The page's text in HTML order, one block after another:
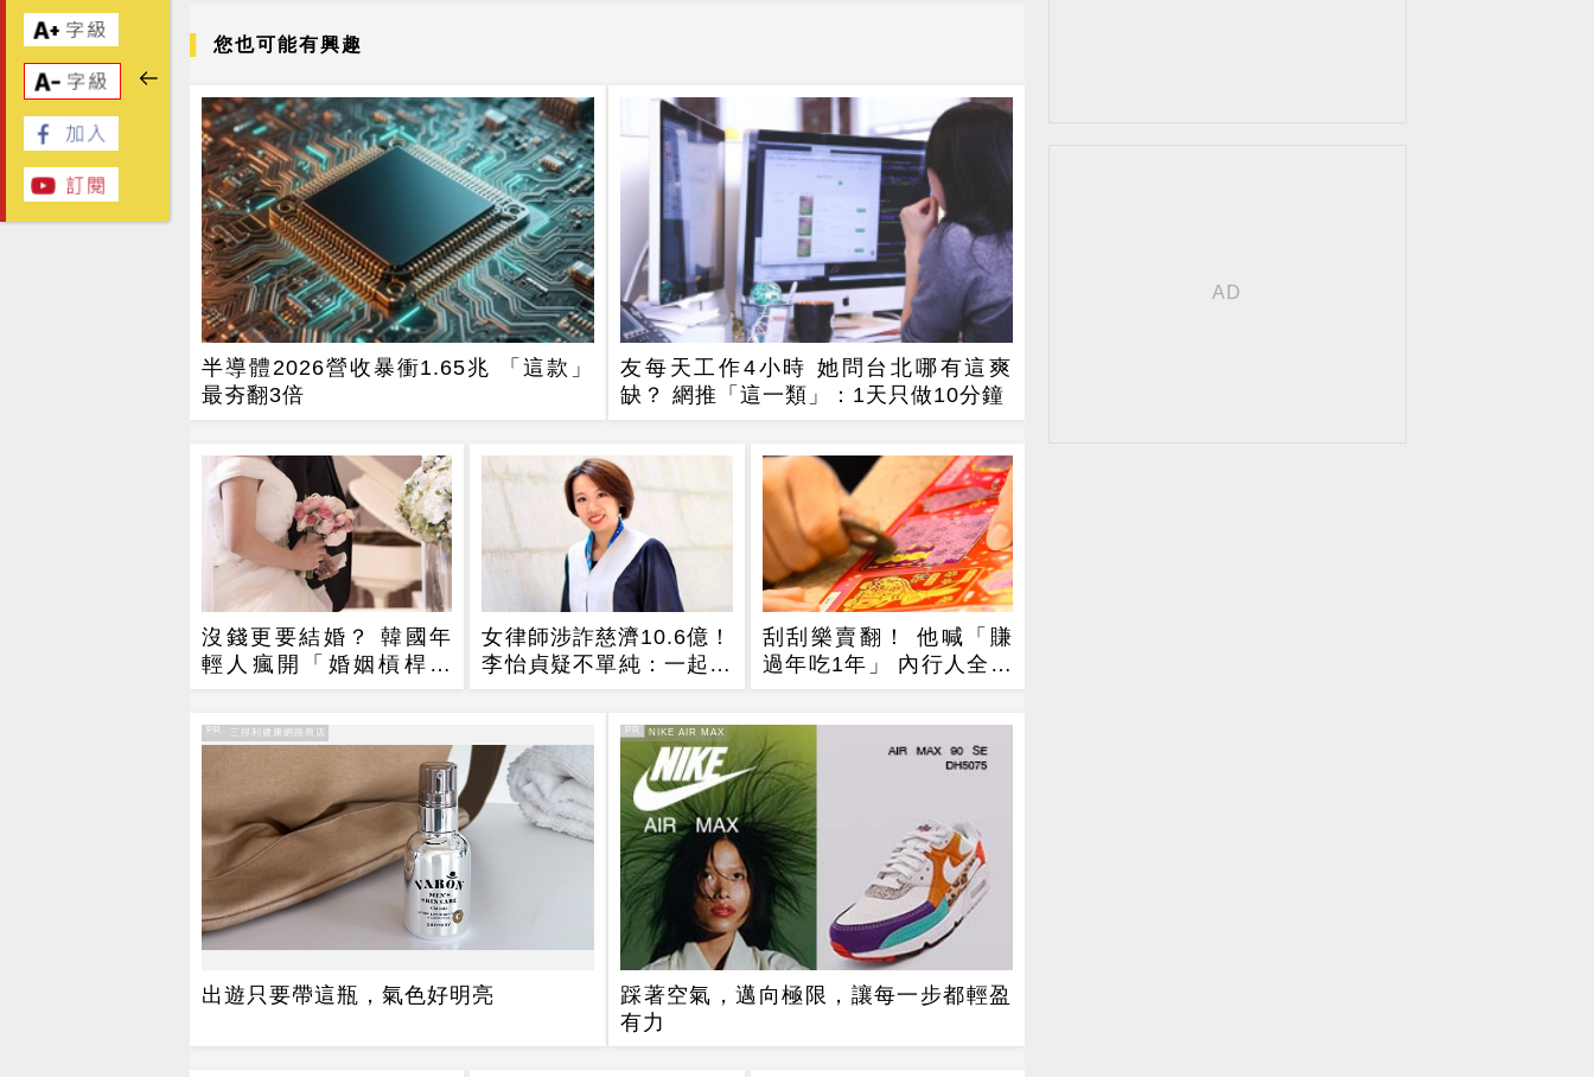
您也可能有興趣
半導體2026營收暴衝1.65兆 「這款」
最夯翻3倍
友每天工作4小時 她問台北哪有這爽
缺？ 網推「這一類」：1天只做10分鐘
沒錢更要結婚？ 韓國年
輕人瘋開「婚姻槓桿」
買房拚翻轉階級
女律師涉詐慈濟10.6億！
李怡貞疑不單純：一起洗
錢？
刮刮樂賣翻！ 他喊「賺
過年吃1年」 內行人全說
了：生存不易
PR
出遊只要帶這瓶，氣色好明亮
PR・三得利健康網路商店 PR
踩著空氣，邁向極限，讓每一步都輕盈
有力
PR・NIKE AIR MAX